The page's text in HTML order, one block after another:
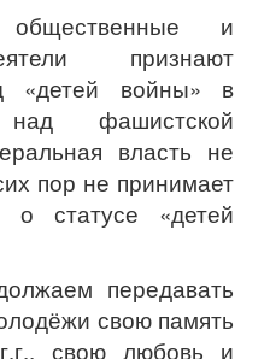
и
признают
«детей войны» в
фашистской
власть не
пор не принимает
о статусе «детей
передавать
свою память
свою любовь и